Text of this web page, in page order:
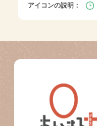
アイコンの説明：